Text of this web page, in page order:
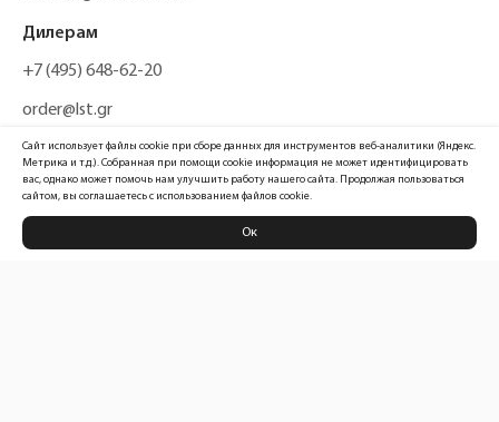
Дилерам
+7 (495) 648-62-20
order@lst.gr
Политика конфиденциальности
Сайт использует файлы cookie при сборе данных для инструментов веб-аналитики (Яндекс.
Метрика и т.д.). Собранная при помощи cookie информация не может идентифицировать
вас, однако может помочь нам улучшить работу нашего сайта. Продолжая пользоваться
сайтом, вы соглашаетесь с использованием файлов cookie.
Ок